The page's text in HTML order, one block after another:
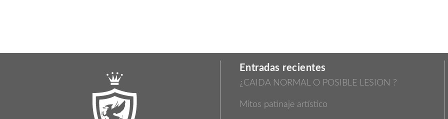
Entradas recientes
¿CAIDA NORMAL O POSIBLE LESION ?
Mitos patinaje artístico